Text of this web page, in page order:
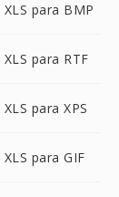
XLS para BMP
XLS para RTF
XLS para XPS
XLS para GIF